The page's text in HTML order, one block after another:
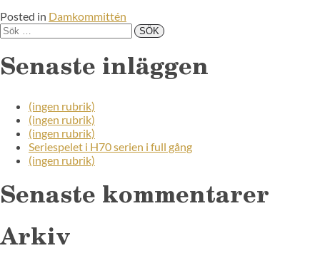
Posted in Damkommittén
Senaste inläggen
(ingen rubrik)
(ingen rubrik)
(ingen rubrik)
Seriespelet i H70 serien i full gång
(ingen rubrik)
Senaste kommentarer
Arkiv